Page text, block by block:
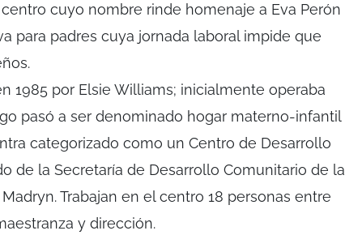
cuyo nombre rinde homenaje a Eva Perón
para padres cuya jornada laboral impide que
1985 por Elsie Williams; inicialmente operaba
pasó a ser denominado hogar materno-infantil
categorizado como un Centro de Desarrollo
de la Secretaría de Desarrollo Comunitario de la
Trabajan en el centro 18 personas entre
y dirección.